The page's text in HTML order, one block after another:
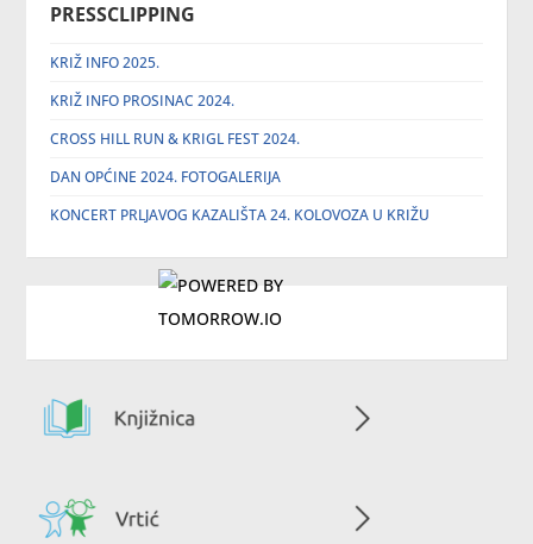
PRESSCLIPPING
KRIŽ INFO 2025.
KRIŽ INFO PROSINAC 2024.
CROSS HILL RUN & KRIGL FEST 2024.
DAN OPĆINE 2024. FOTOGALERIJA
KONCERT PRLJAVOG KAZALIŠTA 24. KOLOVOZA U KRIŽU